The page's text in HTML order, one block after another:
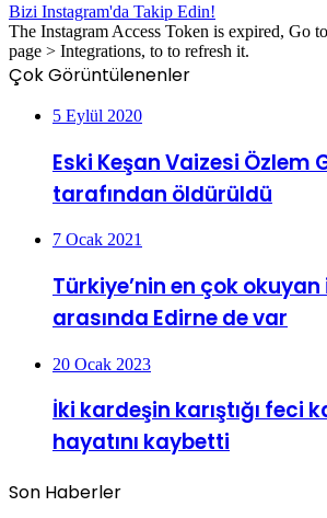
Bizi Instagram'da Takip Edin!
The Instagram Access Token is expired, Go
page > Integrations, to to refresh it.
Çok Görüntülenenler
5 Eylül 2020
Eski Keşan Vaizesi Özlem
tarafından öldürüldü
7 Ocak 2021
Türkiye’nin en çok okuyan
arasında Edirne de var
20 Ocak 2023
İki kardeşin karıştığı feci
hayatını kaybetti
Son Haberler